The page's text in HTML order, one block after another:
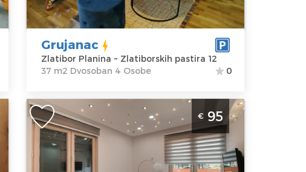
Adresa:
Zlatiborskih
pastira 12
Cena45 €
Struktura :
Dvosoban
Grujanac
Zlatibor Planina ~ Zlatiborskih pastira 12
37 m2 Dvosoban 4 Osobe
0
Trosoban Apartman Tijana Zlatibor
Jezero
Zlatibor
Lokacija:
Gosti:7
€ 95